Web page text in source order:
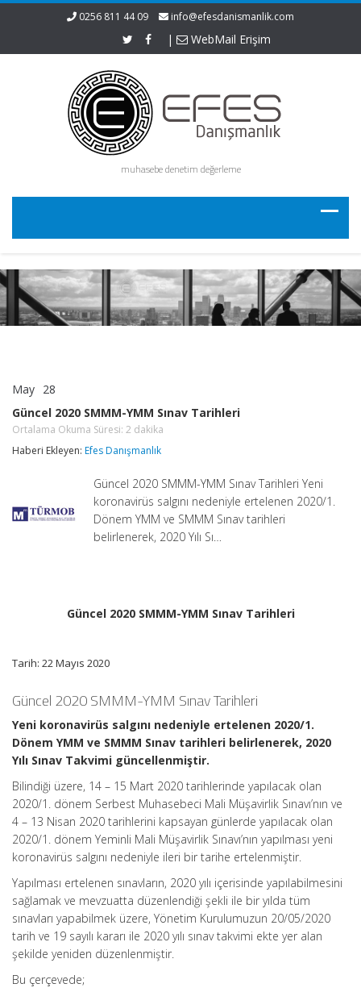
0256 811 44 09 info@efesdanismanlik.com
| WebMail Erişim
muhasebe denetim değerleme
May 28
SMMM-
YMM
Sınav
Tarihleri
Okuma
Süresi:
dakika
Güncel 2020 SMMM-YMM Sınav Tarihleri
Ortalama Okuma Süresi: 2 dakika
Haberi Ekleyen: Efes Danışmanlık
Güncel 2020 SMMM-YMM Sınav Tarihleri Yeni
koronavirüs salgını nedeniyle ertelenen 2020/1.
Dönem YMM ve SMMM Sınav tarihleri
belirlenerek, 2020 Yılı Sı…
Güncel 2020 SMMM-YMM Sınav Tarihleri
Tarih: 22 Mayıs 2020
Güncel 2020 SMMM-YMM Sınav Tarihleri
Yeni koronavirüs salgını nedeniyle ertelenen 2020/1.
Dönem YMM ve SMMM Sınav tarihleri belirlenerek, 2020
Yılı Sınav Takvimi güncellenmiştir.
Bilindiği üzere, 14 – 15 Mart 2020 tarihlerinde yapılacak olan
2020/1. dönem Serbest Muhasebeci Mali Müşavirlik Sınavı’nın ve
4 – 13 Nisan 2020 tarihlerini kapsayan günlerde yapılacak olan
2020/1. dönem Yeminli Mali Müşavirlik Sınavı’nın yapılması yeni
koronavirüs salgını nedeniyle ileri bir tarihe ertelenmiştir.
Yapılması ertelenen sınavların, 2020 yılı içerisinde yapılabilmesini
sağlamak ve mevzuatta düzenlendiği şekli ile bir yılda tüm
sınavları yapabilmek üzere, Yönetim Kurulumuzun 20/05/2020
tarih ve 19 sayılı kararı ile 2020 yılı sınav takvimi ekte yer alan
şekilde yeniden düzenlenmiştir.
Bu çerçevede;